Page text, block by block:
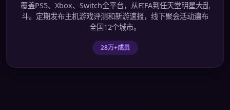
覆盖PS5、Xbox、Switch全平台，从FIFA到任天堂明星大乱
斗。定期发布主机游戏评测和新游速报，线下聚会活动遍布
全国12个城市。
28万+成员